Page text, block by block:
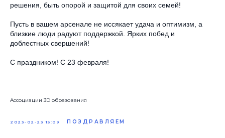
решения, быть опорой и защитой для своих семей!
Пусть в вашем арсенале не иссякает удача и оптимизм, а
близкие люди радуют поддержкой. Ярких побед и
доблестных свершений!
С праздником! С 23 февраля!
Ассоциации 3D образования
2023-02-23 15:09 ПОЗДРАВЛЯЕМ